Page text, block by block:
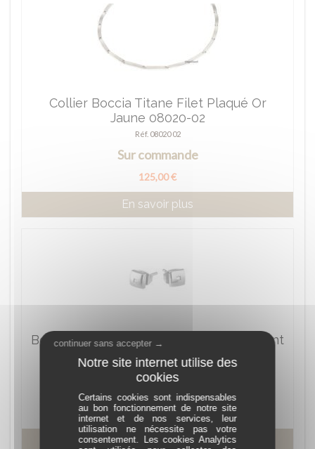
Collier Boccia Titane Filet Plaqué Or
Jaune 08020-02
Réf. 08020 02
Sur commande
125,00 €
En savoir plus
Boucles d'Oreilles Titane Carrées Diamant
Boccia - 05050-02
Réf. 05050 02
Sur commande
À partir de 52,00 €
En savoir plus
Certains cookies sont indispensables
au bon fonctionnement de notre site
internet et de nos services, leur
utilisation ne nécessite pas votre
consentement. Les cookies Analytics
continuer sans accepter →